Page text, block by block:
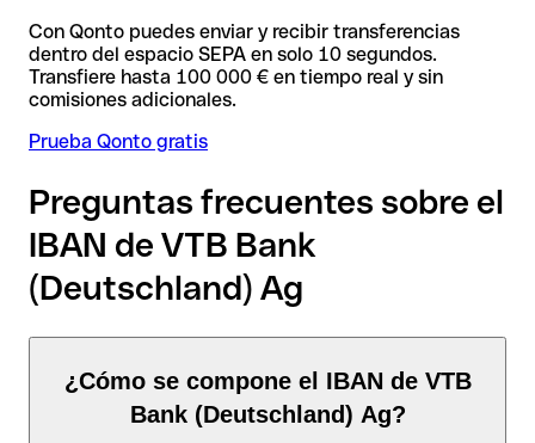
Con Qonto puedes enviar y recibir transferencias
dentro del espacio SEPA en solo 10 segundos.
Transfiere hasta 100 000 € en tiempo real y sin
comisiones adicionales.
Prueba Qonto gratis
Preguntas frecuentes sobre el
IBAN de VTB Bank
(Deutschland) Ag
¿Cómo se compone el IBAN de VTB
Bank (Deutschland) Ag?